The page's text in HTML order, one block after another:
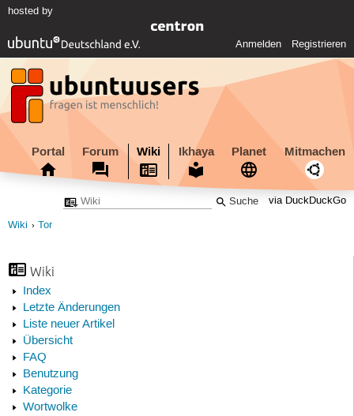
hosted by
Anmelden Registrieren
Portal Forum Wiki Ikhaya Planet Mitmachen
via DuckDuckGo
Wiki Tor
Wiki
Index
Letzte Änderungen
Liste neuer Artikel
Übersicht
FAQ
Benutzung
Kategorie
Wortwolke